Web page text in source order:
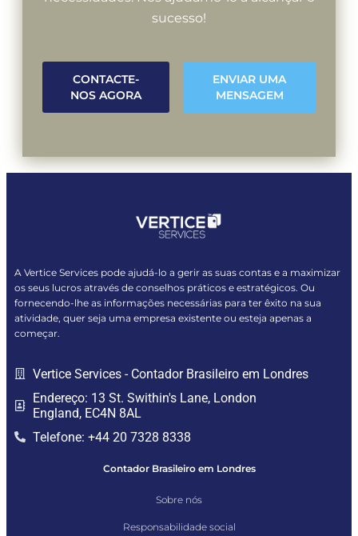
sucesso!
CONTACTE-
NOS AGORA
ENVIAR UMA
MENSAGEM
A Vertice Services pode ajudá-lo a gerir as suas contas e a maximizar
os seus lucros através de conselhos práticos e estratégicos. Ou
fornecendo-lhe as informações necessárias para ter êxito na sua
atividade, quer seja uma empresa existente ou esteja apenas a
começar.
Vertice Services - Contador Brasileiro em Londres
Endereço: 13 St. Swithin's Lane, London
England, EC4N 8AL
Telefone: +44 20 7328 8338
Contador Brasileiro em Londres
Sobre nós
Responsabilidade social